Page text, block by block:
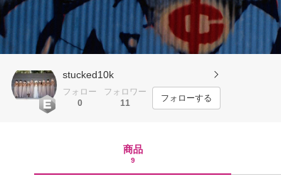
stucked10k
フォロー
0
フォロワー
11
フォローする
商品
9